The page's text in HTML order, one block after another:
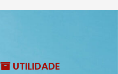
UTILIDADE